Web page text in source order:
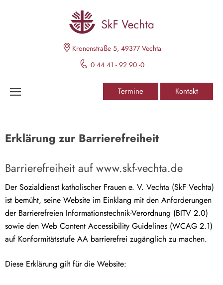
Kronenstraße 5, 49377 Vechta
0 44 41 - 92 90 -0
Termine Kontakt
Erklärung zur Barrierefreiheit
Barrierefreiheit auf www.skf-vechta.de
Der Sozialdienst katholischer Frauen e. V. Vechta (SkF Vechta)
ist bemüht, seine Website im Einklang mit den Anforderungen
der Barrierefreien Informationstechnik-Verordnung (BITV 2.0)
sowie den Web Content Accessibility Guidelines (WCAG 2.1)
auf Konformitätsstufe AA barrierefrei zugänglich zu machen.
Diese Erklärung gilt für die Website: